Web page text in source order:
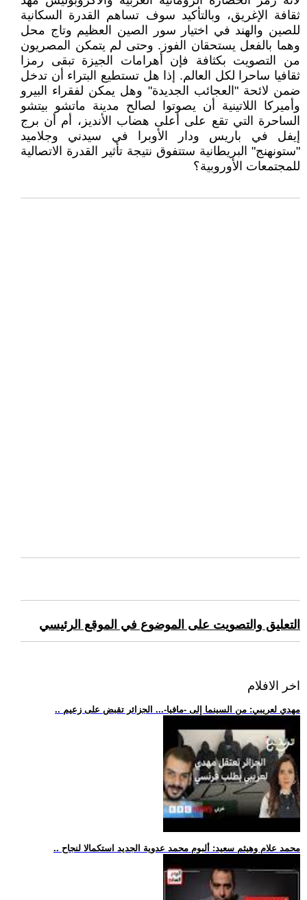
ثقافة الإغريق، وبالتأكيد سوف تساهم القدرة السكانية
للصين والهند في اختيار سور الصين العظيم وتاج محل
وهما بالفعل يستحقان الفوز. وحتى لم يتمكن المصريون
من التصويت بكثافة فإن أهرامات الجيزة تبقى رمزا
ثقافيا ساحرا لكل العالم. إذا هل تستطيع البتراء أن تدخل
ضمن لائحة "العجائب الجديدة" وهل يمكن لفقراء البيرو
وأميركا اللاتينية أن يصوتوا لصالح مدينة ماتشو بيتشو
الساحرة التي تقع على أعلى هضاب الأنديز، أم أن برج
إيفل في باريس ودار الأوبرا في سيدني وجلاميد
"ستونهنج" البريطانية ستتفوق نتيجة تأثير القدرة الاتصالية
للمجتمعات الأوروبية؟
التعليق والتصويت على الموضوع في الموقع الرئيسي
اخر الافلام
.. مهدي لعريبي: من السينما إلى -مافيا-... الجزائر تقبض على زعيم
.. محمد علام وهيثم سعيد: ألبوم محمد عدوية الجديد استكمالا لنجاح